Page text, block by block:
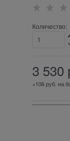
Количество:
3 530
+106 руб. на